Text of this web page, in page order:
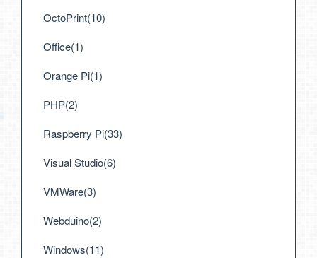
OctoPrint(10)
Office(1)
Orange Pi(1)
PHP(2)
Raspberry Pi(33)
Visual Studio(6)
VMWare(3)
Webduino(2)
Windows(11)